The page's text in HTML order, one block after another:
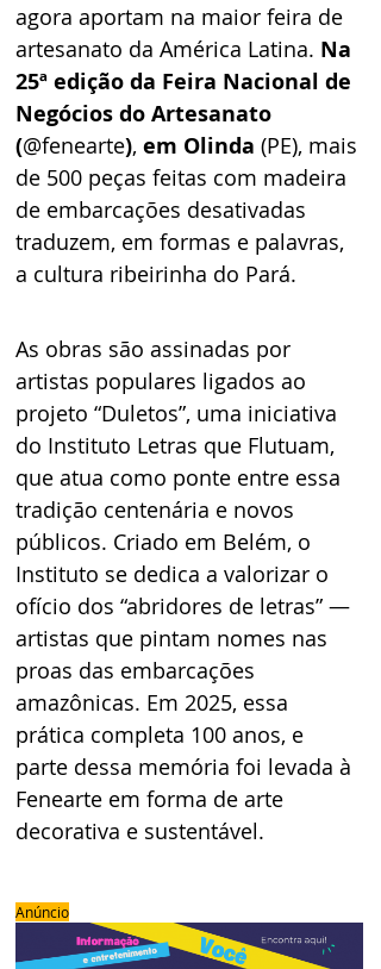
agora aportam na maior feira de
artesanato da América Latina. Na
25ª edição da Feira Nacional de
Negócios do Artesanato
(@fenearte), em Olinda (PE), mais
de 500 peças feitas com madeira
de embarcações desativadas
traduzem, em formas e palavras,
a cultura ribeirinha do Pará.
As obras são assinadas por
artistas populares ligados ao
projeto “Duletos”, uma iniciativa
do Instituto Letras que Flutuam,
que atua como ponte entre essa
tradição centenária e novos
públicos. Criado em Belém, o
Instituto se dedica a valorizar o
ofício dos “abridores de letras” —
artistas que pintam nomes nas
proas das embarcações
amazônicas. Em 2025, essa
prática completa 100 anos, e
parte dessa memória foi levada à
Fenearte em forma de arte
decorativa e sustentável.
Anúncio